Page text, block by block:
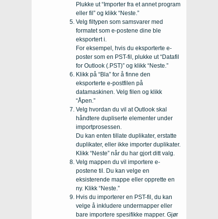
Plukke ut “Importer fra et annet program
eller fil” og klikk “Neste.”
Velg filtypen som samsvarer med
formatet som e-postene dine ble
eksportert i.
For eksempel, hvis du eksporterte e-
poster som en PST-fil, plukke ut “Datafil
for Outlook (.PST)” og klikk “Neste.”
Klikk på “Bla” for å finne den
eksporterte e-postfilen på
datamaskinen. Velg filen og klikk
“Åpen.”
Velg hvordan du vil at Outlook skal
håndtere dupliserte elementer under
importprosessen.
Du kan enten tillate duplikater, erstatte
duplikater, eller ikke importer duplikater.
Klikk “Neste” når du har gjort ditt valg.
Velg mappen du vil importere e-
postene til. Du kan velge en
eksisterende mappe eller opprette en
ny. Klikk “Neste.”
Hvis du importerer en PST-fil, du kan
velge å inkludere undermapper eller
bare importere spesifikke mapper. Gjør